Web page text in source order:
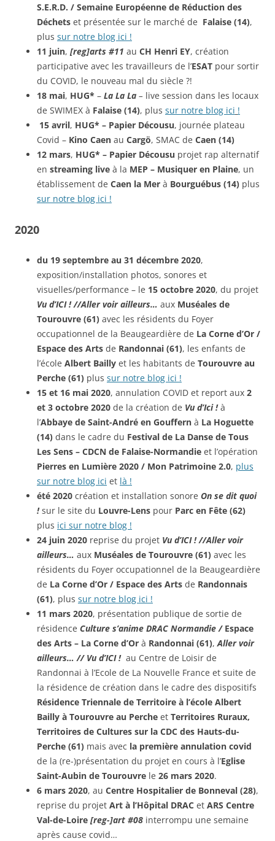
S.E.R.D. / Semaine Européenne de Réduction des
Déchets et présentée sur le marché de Falaise (14),
plus sur notre blog ici !
11 juin, [reg]arts #11 au CH Henri EY, création
participative avec les travailleurs de l’ESAT pour sortir
du COVID, le nouveau mal du siècle ?!
18 mai, HUG* – La La La – live session dans les locaux
de SWIMEX à Falaise (14), plus sur notre blog ici !
15 avril, HUG* – Papier Décousu, journée plateau
Covid – Kino Caen au Cargö, SMAC de Caen (14)
12 mars, HUG* – Papier Décousu projet rap alternatif
en streaming live à la MEP – Musiquer en Plaine, un
établissement de Caen la Mer à Bourguébus (14) plus
sur notre blog ici !
2020
du 19 septembre au 31 décembre 2020,
exposition/installation photos, sonores et
visuelles/performance – le 15 octobre 2020, du projet
Vu d’ICI ! //Aller voir ailleurs… aux Muséales de
Tourouvre (61) avec les résidents du Foyer
occupationnel de la Beaugeardière de La Corne d’Or /
Espace des Arts de Randonnai (61), les enfants de
l’école Albert Bailly et les habitants de Tourouvre au
Perche (61) plus sur notre blog ici !
15 et 16 mai 2020, annulation COVID et report aux 2
et 3 octobre 2020 de la création de Vu d’Ici !à
l’Abbaye de Saint-André en Gouffern à La Hoguette
(14) dans le cadre du Festival de La Danse de Tous
Les Sens – CDCN de Falaise-Normandie et l’opération
Pierres en Lumière 2020 / Mon Patrimoine 2.0, plus
sur notre blog ici et là !
été 2020 création et installation sonore On se dit quoi
!sur le site du Louvre-Lens pour Parc en Fête (62)
plus ici sur notre blog !
24 juin 2020 reprise du projet Vu d’ICI ! //Aller voir
ailleurs… aux Muséales de Tourouvre (61) avec les
résidents du Foyer occupationnel de la Beaugeardière
de La Corne d’Or / Espace des Arts de Randonnais
(61), plus sur notre blog ici !
11 mars 2020, présentation publique de sortie de
résidence Culture s’anime DRAC Normandie / Espace
des Arts – La Corne d’Or à Randonnai (61),Aller voir
ailleurs… // Vu d’ICI ! au Centre de Loisir de
Randonnai à l’Ecole de La Nouvelle France et suite de
la résidence de création dans le cadre des dispositifs
Résidence Triennale de Territoire à l’école Albert
Bailly à Tourouvre au Perche et Territoires Ruraux,
Territoires de Cultures sur la CDC des Hauts-du-
Perche (61) mais avec la première annulation covid
de la (re-)présentation du projet en cours à l’Eglise
Saint-Aubin de Tourouvre le 26 mars 2020.
6 mars 2020, au Centre Hospitalier de Bonneval (28),
reprise du projet Art à l’Hôpital DRAC et ARS Centre
Val-de-Loire [reg-]art #08 interrompu une semaine
après cause covid…